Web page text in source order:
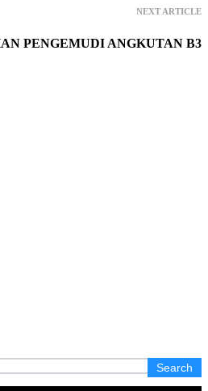
NEXT ARTICLE
PENGEMUDI ANGKUTAN B3